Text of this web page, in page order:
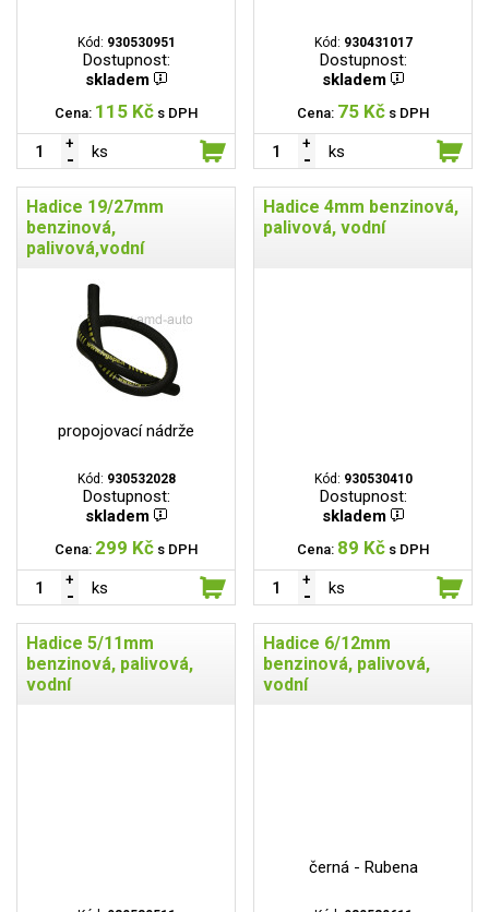
Kód: 930530951
Dostupnost:
skladem
Cena: 115 Kč s DPH
ks
Kód: 930431017
Dostupnost:
skladem
Cena: 75 Kč s DPH
ks
Hadice 19/27mm
benzinová,
palivová,vodní
propojovací nádrže
Kód: 930532028
Dostupnost:
skladem
Cena: 299 Kč s DPH
ks
Hadice 4mm benzinová,
palivová, vodní
Kód: 930530410
Dostupnost:
skladem
Cena: 89 Kč s DPH
ks
Hadice 5/11mm
benzinová, palivová,
vodní
Hadice 6/12mm
benzinová, palivová,
vodní
černá - Rubena